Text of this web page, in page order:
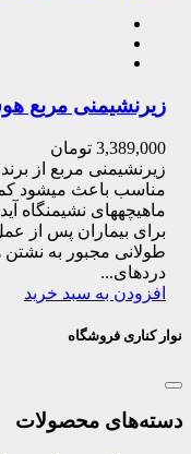
زیرنشیمنی مربع
3,389,000 تومان
زیرنشیمنی مربع از
مناسب باعث می­شود
ماهیچه­های نشیمنگاه
برای بیماران پس از
طولانی مجبور به
دردهای...
افزودن به سبد خرید
نوار کناری فروشگاه
دسته‌های محصولات